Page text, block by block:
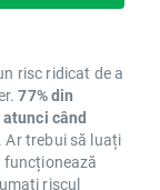
risc ridicat de a
77% din
când
. Ar trebui să luați
funcționează
riscul